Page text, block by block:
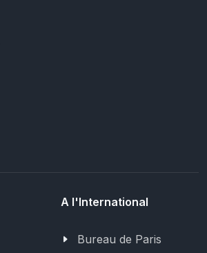
A l'International
Bureau de Paris